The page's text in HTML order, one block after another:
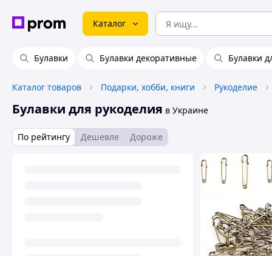
Каталог
Булавки Булавки декоративные Булавки
Каталог товаров Подарки, хобби, книги Рукоделие
Булавки для рукоделия в Украине
По рейтингу Дешевле Дороже